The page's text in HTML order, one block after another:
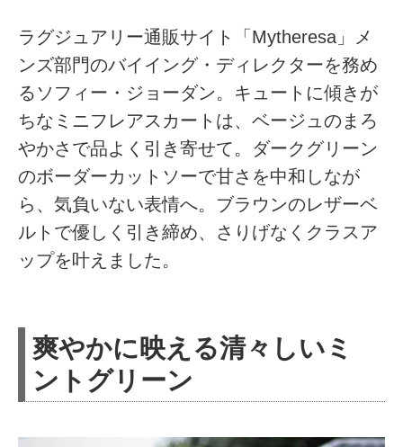
ラグジュアリー通販サイト「Mytheresa」メ
ンズ部門のバイイング・ディレクターを務め
るソフィー・ジョーダン。キュートに傾きが
ちなミニフレアスカートは、ベージュのまろ
やかさで品よく引き寄せて。ダークグリーン
のボーダーカットソーで甘さを中和しなが
ら、気負いない表情へ。ブラウンのレザーベ
ルトで優しく引き締め、さりげなくクラスア
ップを叶えました。
爽やかに映える清々しいミ
ントグリーン